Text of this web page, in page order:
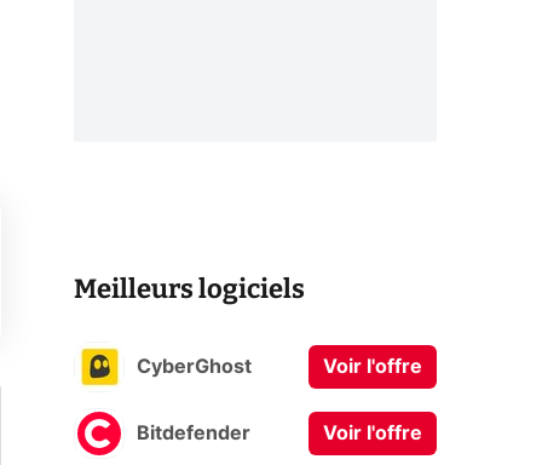
Meilleurs logiciels
CyberGhost Voir l'offre
Bitdefender Voir l'offre